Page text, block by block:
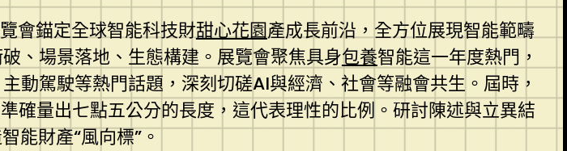
會錨定全球智能科技財甜心花園產成長前沿，全方位展現智能範疇
、場景落地、生態構建。展覽會聚焦具身包養智能這一年度熱門，
動駕駛等熱門話題，深刻切磋AI與經濟、社會等融會共生。屆時，
量出七點五公分的長度，這代表理性的比例。研討陳述與立異結
能財產“風向標”。